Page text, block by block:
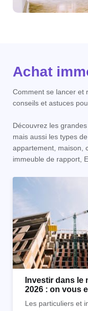
Achat
Comment se lancer et
conseils et astuces
Découvrez les grandes
mais aussi les types
appartement, maison,
immeuble de rapport,
Investir dans le
2026 : on vous
Les particuliers et